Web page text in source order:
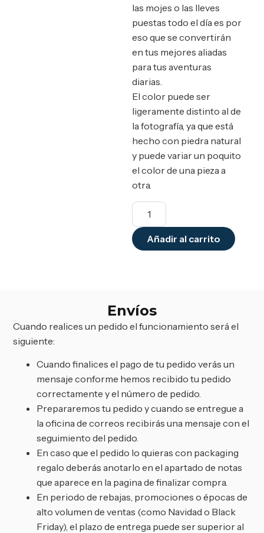
las mojes o las lleves
puestas todo el día es por
eso que se convertirán
en tus mejores aliadas
para tus aventuras
diarias.
El color puede ser
ligeramente distinto al de
la fotografía, ya que está
hecho con piedra natural
y puede variar un poquito
el color de una pieza a
otra.
Añadir al carrito
Envíos
Cuando realices un pedido el funcionamiento será el
siguiente:
Cuando finalices el pago de tu pedido verás un
mensaje conforme hemos recibido tu pedido
correctamente y el número de pedido.
Prepararemos tu pedido y cuando se entregue a
la oficina de correos recibirás una mensaje con el
seguimiento del pedido.
En caso que el pedido lo quieras con packaging
regalo deberás anotarlo en el apartado de notas
que aparece en la pagina de finalizar compra.
En periodo de rebajas, promociones o épocas de
alto volumen de ventas (como Navidad o Black
Friday), el plazo de entrega puede ser superior al